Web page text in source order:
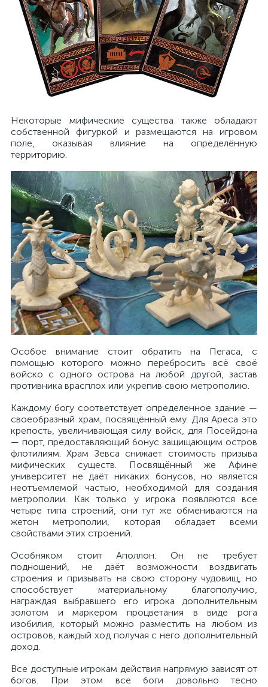
Некоторые мифические существа также обладают
собственной фигуркой и размещаются на игровом
поле, оказывая влияние на определённую
территорию.
Особое внимание стоит обратить на Пегаса, с
помощью которого можно перебросить всё своё
войско с одного острова на любой другой, застав
противника врасплох или укрепив свою метрополию.
Каждому богу соответствует определенное здание —
своеобразный храм, посвящённый ему. Для Ареса это
крепость, увеличивающая силу войск, для Посейдона
— порт, предоставляющий бонус защищающим остров
флотилиям. Храм Зевса снижает стоимость призыва
мифических существ. Посвящённый же Афине
университет не даёт никаких бонусов, но является
неотъемлемой частью, необходимой для создания
метрополии. Как только у игрока появляются все
четыре типа строений, они тут же обмениваются на
жетон метрополии, которая обладает всеми
свойствами этих строений.
Особняком стоит Аполлон. Он не требует
подношений, не даёт возможности воздвигать
строения и призывать на свою сторону чудовищ, но
способствует материальному благополучию,
награждая выбравшего его игрока дополнительным
золотом и маркером процветания в виде рога
изобилия, который можно разместить на любом из
островов, каждый ход получая с него дополнительный
доход.
Все доступные игрокам действия напрямую зависят от
богов. При этом все боги довольно тесно